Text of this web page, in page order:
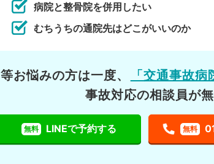
病院と整骨院を併用したい
むちうちの通院先はどこがいいのか
等お悩みの方は一度、 「交通事故
事故対応の相談員が
無料 LINEで予約する 無料